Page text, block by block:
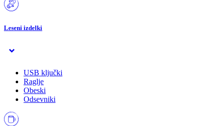
Leseni izdelki
USB ključki
Raglje
Obeski
Odsevniki